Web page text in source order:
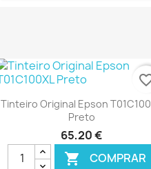
 Ver+
Tinteiro Original Epson
Preto
65,20 €
 COMPRAR